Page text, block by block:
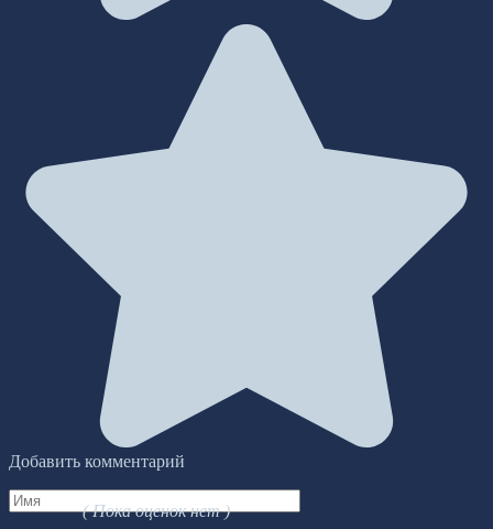
( Пока оценок нет )
Добавить комментарий
Имя
*